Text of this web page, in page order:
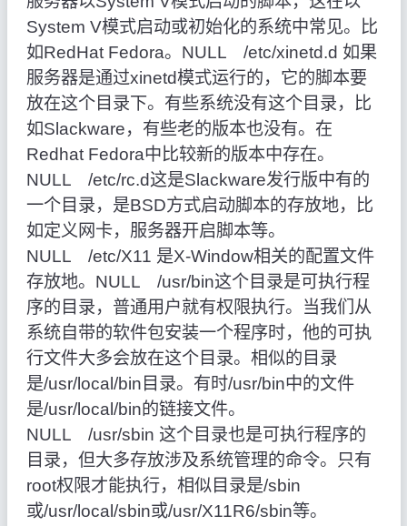
System V模式启动或初始化的系统中常见。比
如RedHat Fedora。NULL /etc/xinetd.d 如果
服务器是通过xinetd模式运行的，它的脚本要
放在这个目录下。有些系统没有这个目录，比
如Slackware，有些老的版本也没有。在
Redhat Fedora中比较新的版本中存在。
NULL /etc/rc.d这是Slackware发行版中有的
一个目录，是BSD方式启动脚本的存放地，比
如定义网卡，服务器开启脚本等。
NULL /etc/X11 是X-Window相关的配置文件
存放地。NULL /usr/bin这个目录是可执行程
序的目录，普通用户就有权限执行。当我们从
系统自带的软件包安装一个程序时，他的可执
行文件大多会放在这个目录。相似的目录
是/usr/local/bin目录。有时/usr/bin中的文件
是/usr/local/bin的链接文件。
NULL /usr/sbin 这个目录也是可执行程序的
目录，但大多存放涉及系统管理的命令。只有
root权限才能执行，相似目录是/sbin
或/usr/local/sbin或/usr/X11R6/sbin等。